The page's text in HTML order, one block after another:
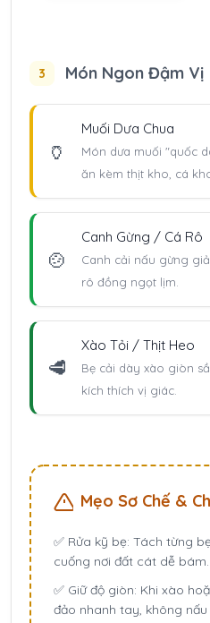
3 Món Ngon Đậm Vị
🏺
Muối Dưa Chua
Món dưa muối "quốc
ăn kèm thịt kho, cá
🍲
Canh Gừng / Cá Rô
Canh cải nấu gừng
rô đồng ngọt lịm.
🥩
Xào Tỏi / Thịt Heo
Bẹ cải dày xào giòn
kích thích vị giác.
Mẹo Sơ Chế &
✅ Rửa kỹ bẹ: Tách từng
cuống nơi đất cát dễ bám.
✅ Giữ độ giòn: Khi xào
đảo nhanh tay, không